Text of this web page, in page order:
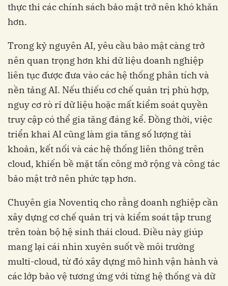
thực thi các chính sách bảo mật trở nên khó khăn
hơn.
Trong kỷ nguyên AI, yêu cầu bảo mật càng trở
nên quan trọng hơn khi dữ liệu doanh nghiệp
liên tục được đưa vào các hệ thống phân tích và
nền tảng AI. Nếu thiếu cơ chế quản trị phù hợp,
nguy cơ rò rỉ dữ liệu hoặc mất kiểm soát quyền
truy cập có thể gia tăng đáng kể. Đồng thời, việc
triển khai AI cũng làm gia tăng số lượng tài
khoản, kết nối và các hệ thống liên thông trên
cloud, khiến bề mặt tấn công mở rộng và công tác
bảo mật trở nên phức tạp hơn.
Chuyên gia Noventiq cho rằng doanh nghiệp cần
xây dựng cơ chế quản trị và kiểm soát tập trung
trên toàn bộ hệ sinh thái cloud. Điều này giúp
mang lại cái nhìn xuyên suốt về môi trường
multi-cloud, từ đó xây dựng mô hình vận hành và
các lớp bảo vệ tương ứng với từng hệ thống và dữ